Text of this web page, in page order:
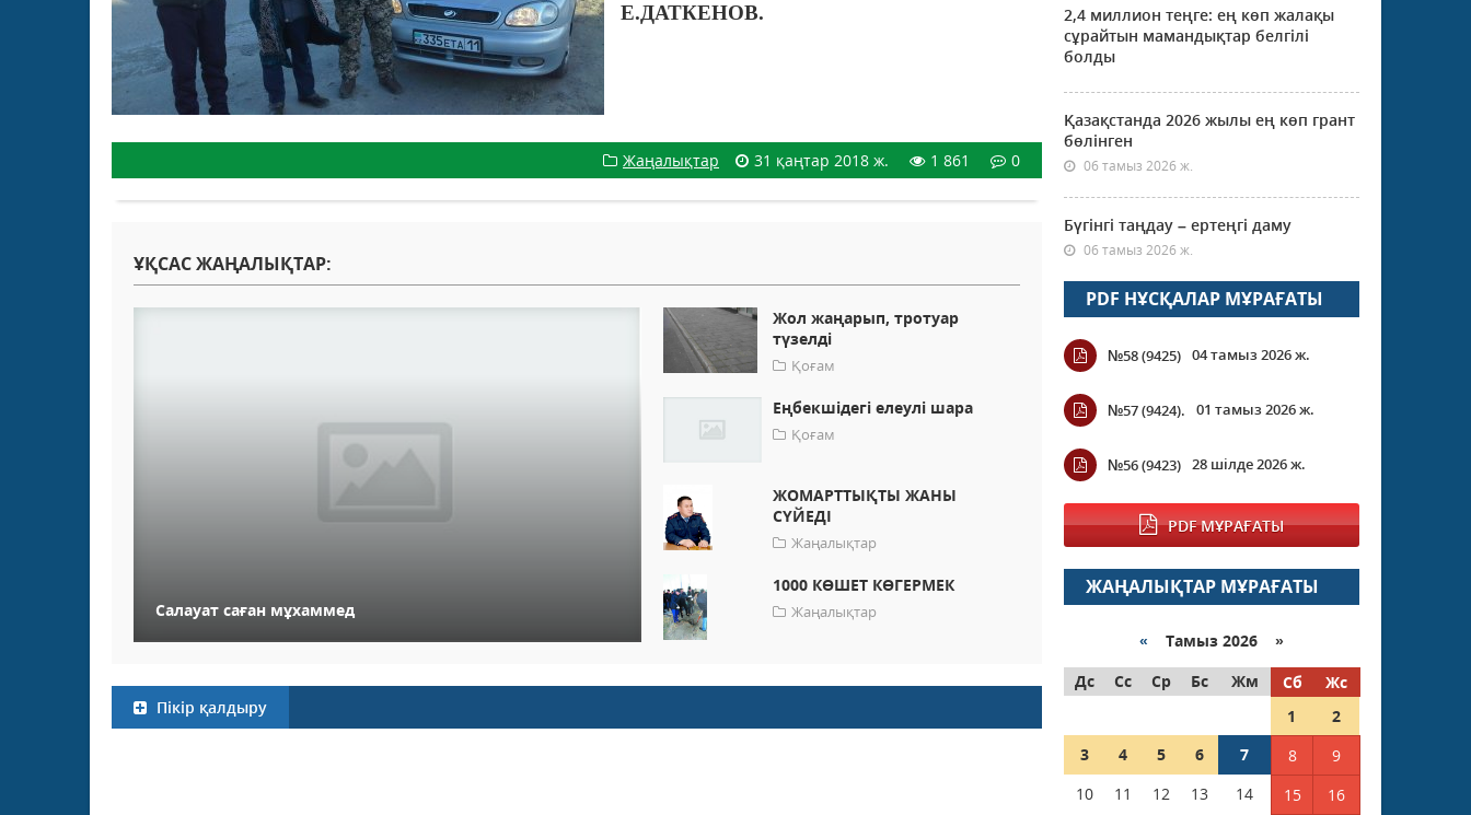
Е.ДАТКЕНОВ.
Жаңалықтар 31 қаңтар 2018 ж. 1 861 0
ҰҚСАС ЖАҢАЛЫҚТАР:
Салауат саған мұхаммед
Жол жаңарып, тротуар
түзелді
Қоғам
Еңбекшідегі елеулі шара
Қоғам
ЖОМАРТТЫҚТЫ ЖАНЫ
СҮЙЕДІ
Жаңалықтар
1000 КӨШЕТ КӨГЕРМЕК
Жаңалықтар
Пікір қалдыру
2,4 миллион теңге: ең көп жалақы
сұрайтын мамандықтар белгілі
болды
Қазақстанда 2026 жылы ең көп грант
бөлінген
06 тамыз 2026 ж.
Бүгінгі таңдау – ертеңгі даму
06 тамыз 2026 ж.
PDF НҰСҚАЛАР МҰРАҒАТЫ
№58 (9425) 04 тамыз 2026 ж.
№57 (9424). 01 тамыз 2026 ж.
№56 (9423) 28 шілде 2026 ж.
PDF МҰРАҒАТЫ
ЖАҢАЛЫҚТАР МҰРАҒАТЫ
« Тамыз 2026 »
Дс
Сс Ср Бс Жм Сб
Жс
1
2
3
4 5 6 7 8
9
10
11 12 13 14 15 16